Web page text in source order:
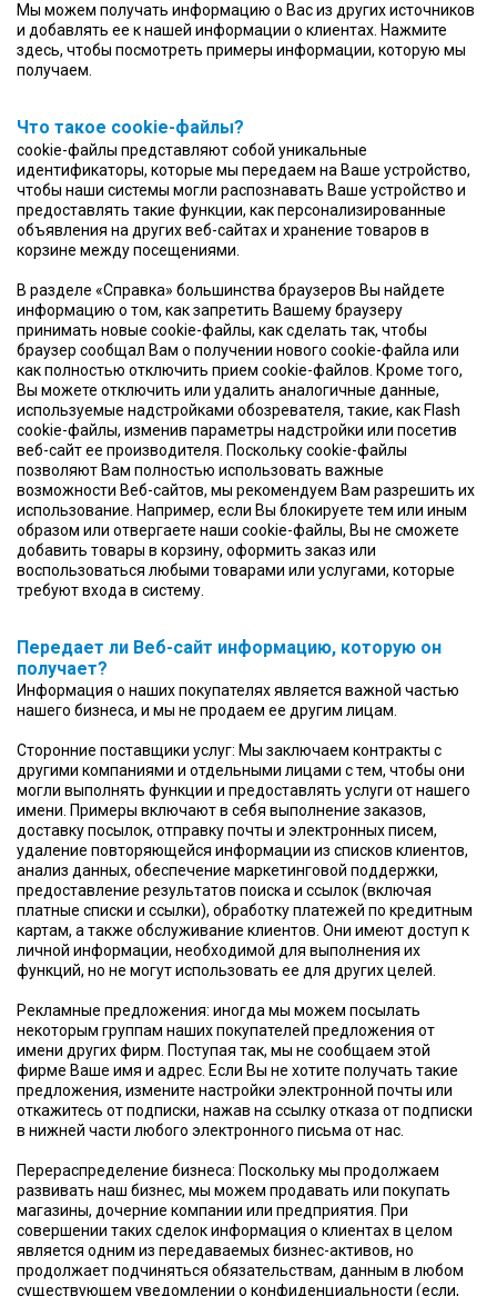
Мы можем получать информацию о Вас из других источников
и добавлять ее к нашей информации о клиентах. Нажмите
здесь, чтобы посмотреть примеры информации, которую мы
получаем.
Что такое сookie-файлы?
cookie-файлы представляют собой уникальные
идентификаторы, которые мы передаем на Ваше устройство,
чтобы наши системы могли распознавать Ваше устройство и
предоставлять такие функции, как персонализированные
объявления на других веб-сайтах и хранение товаров в
корзине между посещениями.
В разделе «Справка» большинства браузеров Вы найдете
информацию о том, как запретить Вашему браузеру
принимать новые cookie-файлы, как сделать так, чтобы
браузер сообщал Вам о получении нового cookie-файла или
как полностью отключить прием cookie-файлов. Кроме того,
Вы можете отключить или удалить аналогичные данные,
используемые надстройками обозревателя, такие, как Flash
cookie-файлы, изменив параметры надстройки или посетив
веб-сайт ее производителя. Поскольку cookie-файлы
позволяют Вам полностью использовать важные
возможности Веб-сайтов, мы рекомендуем Вам разрешить их
использование. Например, если Вы блокируете тем или иным
образом или отвергаете наши cookie-файлы, Вы не сможете
добавить товары в корзину, оформить заказ или
воспользоваться любыми товарами или услугами, которые
требуют входа в систему.
Передает ли Веб-сайт информацию, которую он
получает?
Информация о наших покупателях является важной частью
нашего бизнеса, и мы не продаем ее другим лицам.
Сторонние поставщики услуг: Мы заключаем контракты с
другими компаниями и отдельными лицами с тем, чтобы они
могли выполнять функции и предоставлять услуги от нашего
имени. Примеры включают в себя выполнение заказов,
доставку посылок, отправку почты и электронных писем,
удаление повторяющейся информации из списков клиентов,
анализ данных, обеспечение маркетинговой поддержки,
предоставление результатов поиска и ссылок (включая
платные списки и ссылки), обработку платежей по кредитным
картам, а также обслуживание клиентов. Они имеют доступ к
личной информации, необходимой для выполнения их
функций, но не могут использовать ее для других целей.
Рекламные предложения: иногда мы можем посылать
некоторым группам наших покупателей предложения от
имени других фирм. Поступая так, мы не сообщаем этой
фирме Ваше имя и адрес. Если Вы не хотите получать такие
предложения, измените настройки электронной почты или
откажитесь от подписки, нажав на ссылку отказа от подписки
в нижней части любого электронного письма от нас.
Перераспределение бизнеса: Поскольку мы продолжаем
развивать наш бизнес, мы можем продавать или покупать
магазины, дочерние компании или предприятия. При
совершении таких сделок информация о клиентах в целом
является одним из передаваемых бизнес-активов, но
продолжает подчиняться обязательствам, данным в любом
существующем уведомлении о конфиденциальности (если,